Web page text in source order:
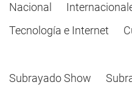
Nacional
Tecnología e Internet
Subrayado Show